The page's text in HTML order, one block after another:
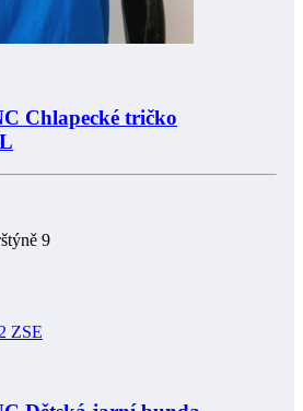
Chlapecké tričko
9